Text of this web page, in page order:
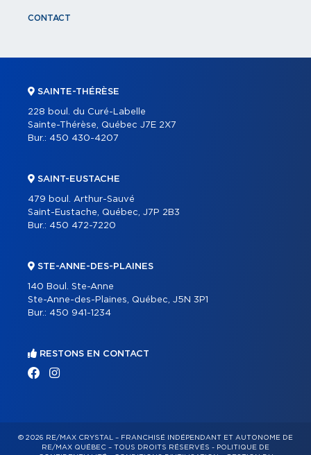
CONTACT
RESTONS EN CONTACT
SAINTE-THÉRÈSE
228 boul. du Curé-Labelle
Sainte-Thérèse, Québec J7E 2X7
Bur.: 450 430-4207
SAINT-EUSTACHE
479 boul. Arthur-Sauvé
Saint-Eustache, Québec, J7P 2B3
Bur.: 450 472-7220
STE-ANNE-DES-PLAINES
140 Boul. Ste-Anne
Ste-Anne-des-Plaines, Québec, J5N 3P1
Bur.: 450 941-1234
© 2026 RE/MAX CRYSTAL – FRANCHISÉ INDÉPENDANT ET AUTONOME DE
RE/MAX QUÉBEC – TOUS DROITS RÉSERVÉS - POLITIQUE DE